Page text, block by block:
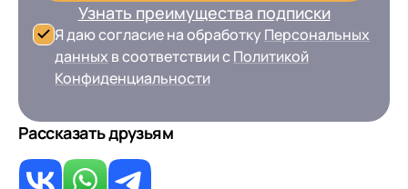
Узнать преимущества подписки
Я даю согласие на обработку Персональных
данных в соответствии сПолитикой
Конфиденциальности
Рассказать друзьям